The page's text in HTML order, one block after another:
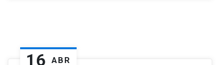
16 ABR